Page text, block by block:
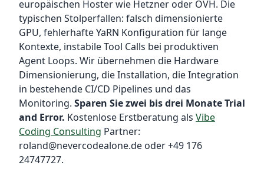
europäischen Hoster wie Hetzner oder OVH. Die
typischen Stolperfallen: falsch dimensionierte
GPU, fehlerhafte YaRN Konfiguration für lange
Kontexte, instabile Tool Calls bei produktiven
Agent Loops. Wir übernehmen die Hardware
Dimensionierung, die Installation, die Integration
in bestehende CI/CD Pipelines und das
Monitoring. Sparen Sie zwei bis drei Monate Trial
and Error. Kostenlose Erstberatung als Vibe
Coding Consulting Partner:
roland@nevercodealone.de oder +49 176
24747727.